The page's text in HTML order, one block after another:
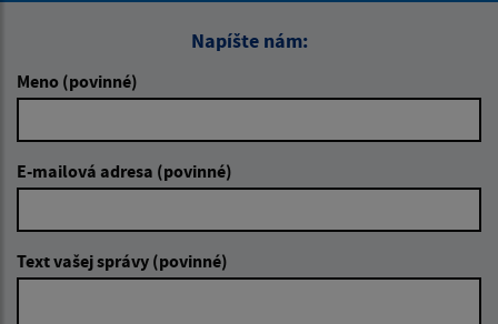
Napíšte nám:
Meno (povinné)
E-mailová adresa (povinné)
Text vašej správy (povinné)